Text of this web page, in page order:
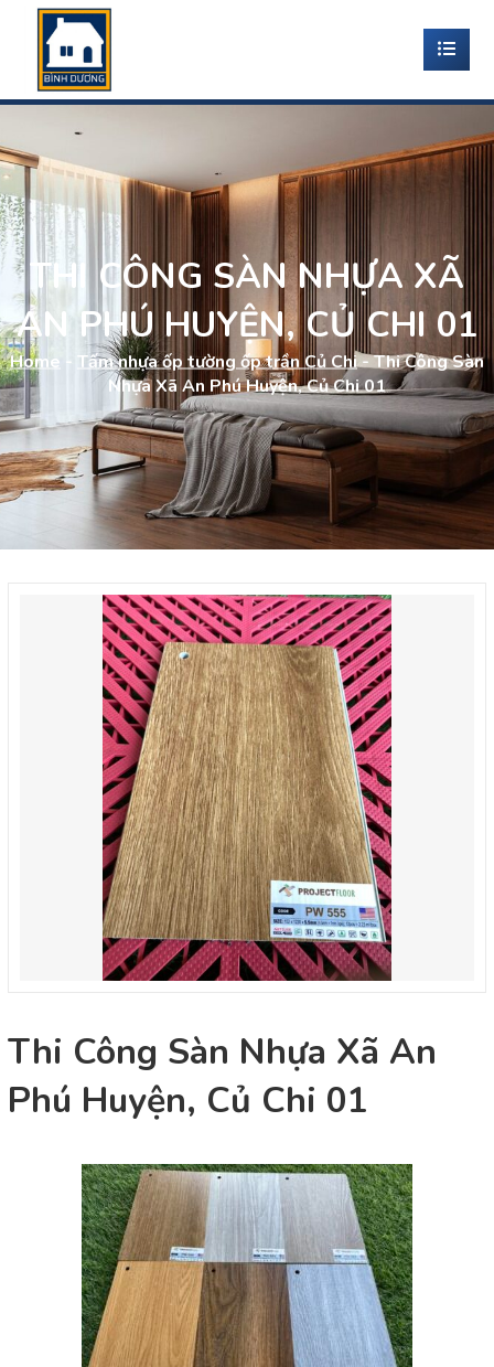
THI CÔNG SÀN NHỰA XÃ
AN PHÚ HUYỆN, CỦ CHI 01
Home - Tấm nhựa ốp tường ốp trần Củ Chi-Thi Công Sàn
Nhựa Xã An Phú Huyện, Củ Chi 01
Thi Công Sàn Nhựa Xã An
Phú Huyện, Củ Chi 01